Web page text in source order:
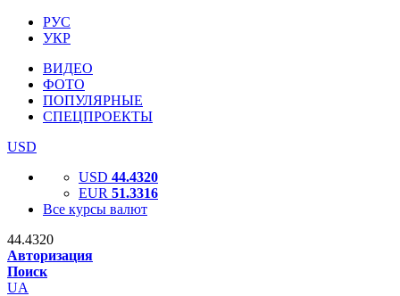
РУС
УКР
ВИДЕО
ФОТО
ПОПУЛЯРНЫЕ
СПЕЦПРОЕКТЫ
USD
USD 44.4320
EUR 51.3316
Все курсы валют
44.4320
Авторизация
Поиск
UA